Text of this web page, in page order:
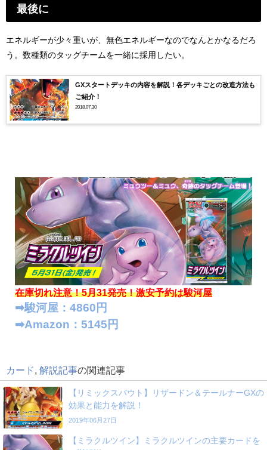
最後に
エネルギーが少々重いが、無色エネルギーなのでなんとかなるだろ
う。数種類のタッグチームを一緒に採用したい。
GXスタートデッキの内容を解説！各デッキごとの改造方法も
ご紹介！
2018.07.30
在庫切れ注意！5月31発売！激安予約は駿河屋
➡︎駿河屋：4860円
➡︎Amazon：5145円
カード 解説記事の関連記事
【リミックスバウト】リザードン＆テールナーGXの
効果と能力を解説！
2019年06月27日
【ミラクルツイン】ミラクルツインの主要カードを